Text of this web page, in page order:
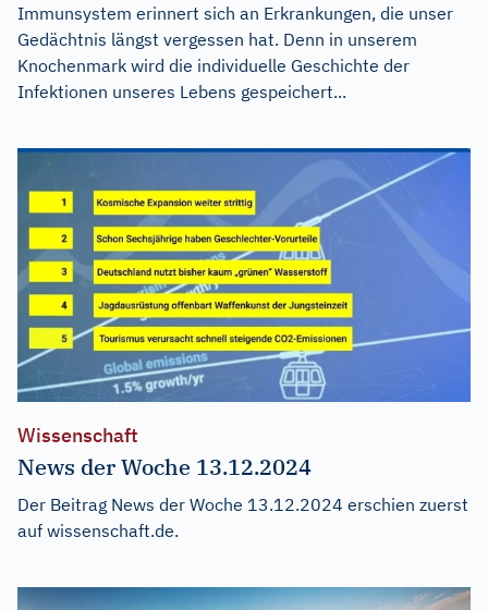
Immunsystem erinnert sich an Erkrankungen, die unser
Gedächtnis längst vergessen hat. Denn in unserem
Knochenmark wird die individuelle Geschichte der
Infektionen unseres Lebens gespeichert...
Wissenschaft
News der Woche 13.12.2024
Der Beitrag News der Woche 13.12.2024 erschien zuerst
auf wissenschaft.de.